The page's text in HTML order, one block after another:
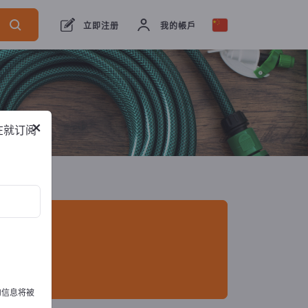
立即注册 我的帳戶
出口商1 制造商
×
就订阅
息将被